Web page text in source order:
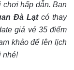
chơi hấp dẫn. Bạn
Đà Lạtcó thay
giá vé 35 điểm
khảo để lên lịch
nhé!